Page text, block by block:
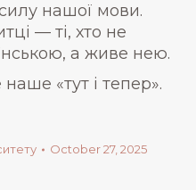
нашої мови.
— ті, хто не
а живе нею.
«тут і тепер».
October 27, 2025